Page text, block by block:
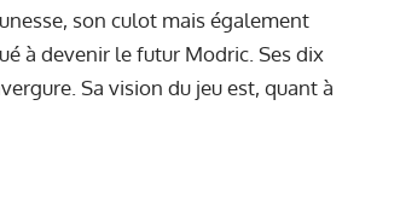
son culot mais également
à devenir le futur Modric. Ses dix
Sa vision du jeu est, quant à